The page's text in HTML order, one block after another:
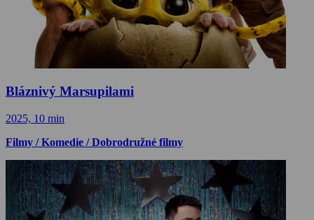
Bláznivý Marsupilami
2025, 10 min
Filmy / Komedie / Dobrodružné filmy